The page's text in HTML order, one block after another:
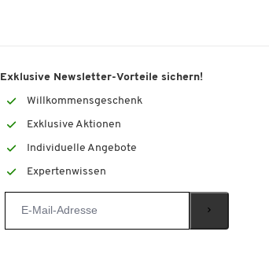
Exklusive Newsletter-Vorteile sichern!
Willkommensgeschenk
Exklusive Aktionen
Individuelle Angebote
Expertenwissen